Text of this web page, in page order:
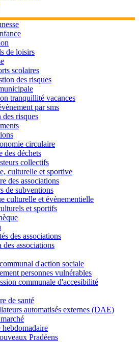
de loisirs
scolaires
des risques
tranquillité vacances
par sms
des risques
circulaire
des déchets
collectifs
culturelle et sportive
des associations
de subventions
culturelle et évènementielle
et sportifs
des associations
des associations
d'action sociale
personnes vulnérables
communale d'accesibilité
de santé
automatisés externes (DAE)
hebdomadaire
Pradéens